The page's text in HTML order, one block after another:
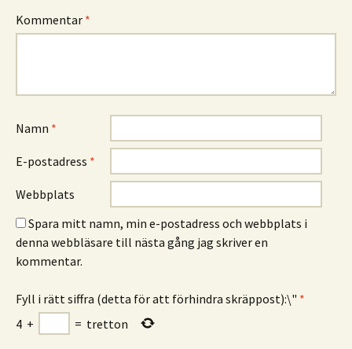
Kommentar *
Namn *
E-postadress *
Webbplats
Spara mitt namn, min e-postadress och webbplats i
denna webbläsare till nästa gång jag skriver en
kommentar.
Fyll i rätt siffra (detta för att förhindra skräppost):\" *
4 + = tretton